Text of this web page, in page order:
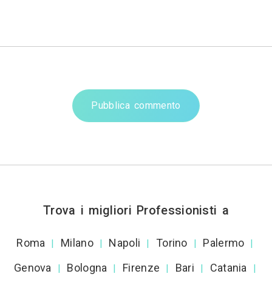
Pubblica commento
Trova i migliori Professionisti a
Roma | Milano | Napoli | Torino | Palermo |
Genova | Bologna | Firenze | Bari | Catania |